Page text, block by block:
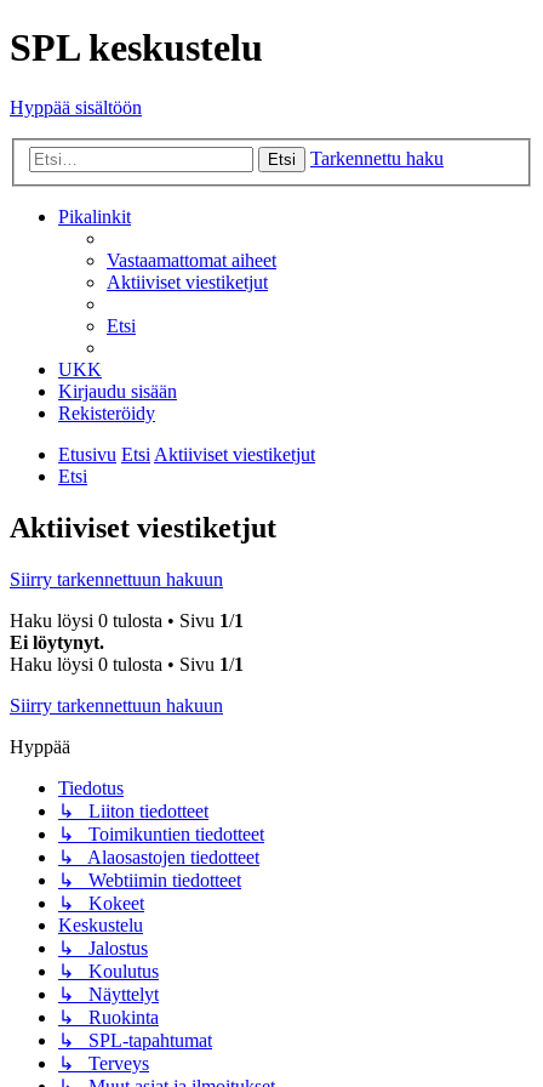
SPL keskustelu
Hyppää sisältöön
Etsi Tarkennettu haku
Pikalinkit
Vastaamattomat aiheet
Aktiiviset viestiketjut
Etsi
UKK
Kirjaudu sisään
Rekisteröidy
Etusivu EtsiAktiiviset viestiketjut
Etsi
Aktiiviset viestiketjut
Siirry tarkennettuun hakuun
Haku löysi 0 tulosta • Sivu 1/1
Ei löytynyt.
Haku löysi 0 tulosta • Sivu 1/1
Siirry tarkennettuun hakuun
Hyppää
Tiedotus
↳ Liiton tiedotteet
↳ Toimikuntien tiedotteet
↳ Alaosastojen tiedotteet
↳ Webtiimin tiedotteet
↳ Kokeet
Keskustelu
↳ Jalostus
↳ Koulutus
↳ Näyttelyt
↳ Ruokinta
↳ SPL-tapahtumat
↳ Terveys